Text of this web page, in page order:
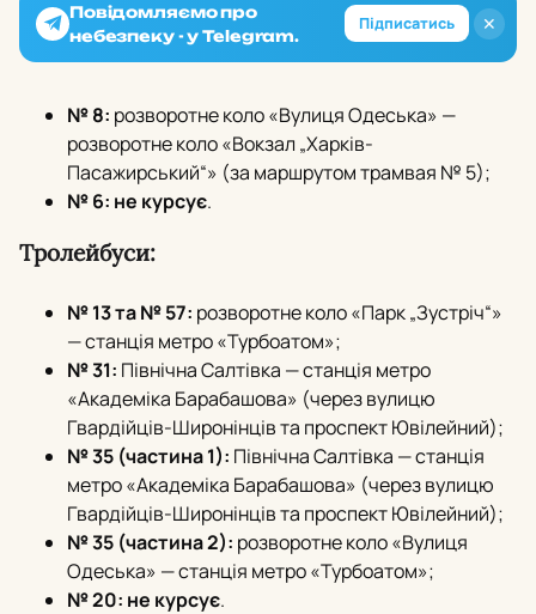
✕
Повідомляємо про
небезпеку - у Telegram.
Підписатись
№ 8: розворотне коло «Вулиця Одеська» —
розворотне коло «Вокзал „Харків-
Пасажирський“» (за маршрутом трамвая № 5);
№ 6: не курсує.
Тролейбуси:
№ 13 та № 57: розворотне коло «Парк „Зустріч“»
— станція метро «Турбоатом»;
№ 31: Північна Салтівка — станція метро
«Академіка Барабашова» (через вулицю
Гвардійців-Широнінців та проспект Ювілейний);
№ 35 (частина 1): Північна Салтівка — станція
метро «Академіка Барабашова» (через вулицю
Гвардійців-Широнінців та проспект Ювілейний);
№ 35 (частина 2): розворотне коло «Вулиця
Одеська» — станція метро «Турбоатом»;
№ 20: не курсує.